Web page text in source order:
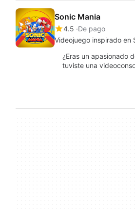
Sonic Mania
4.5 De pago
Videojuego inspirado en
¿Eras un apasionado
tuviste una